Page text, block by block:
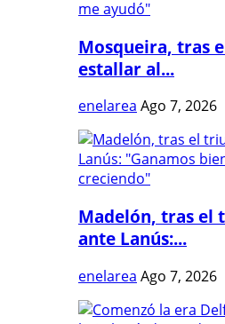
Mosqueira, tras
estallar al...
enelarea Ago 7, 2026
Madelón, tras el
ante Lanús:...
enelarea Ago 7, 2026